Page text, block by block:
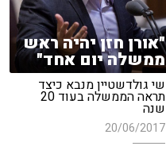
"אורן חזן יהיה ראש
ממשלה יום אחד"
שי גולדשטיין מנבא כיצד
תראה הממשלה בעוד 20
שנה
20/06/2017